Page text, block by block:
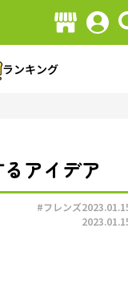
ランキング
アイデア
#フレンズ